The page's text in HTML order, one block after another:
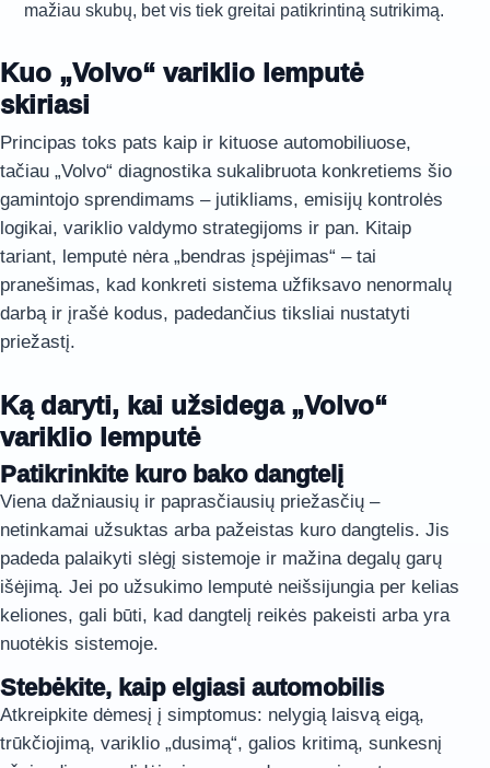
mažiau skubų, bet vis tiek greitai patikrintiną sutrikimą.
Kuo „Volvo“ variklio lemputė
skiriasi
Principas toks pats kaip ir kituose automobiliuose,
tačiau „Volvo“ diagnostika sukalibruota konkretiems šio
gamintojo sprendimams – jutikliams, emisijų kontrolės
logikai, variklio valdymo strategijoms ir pan. Kitaip
tariant, lemputė nėra „bendras įspėjimas“ – tai
pranešimas, kad konkreti sistema užfiksavo nenormalų
darbą ir įrašė kodus, padedančius tiksliai nustatyti
priežastį.
Ką daryti, kai užsidega „Volvo“
variklio lemputė
Patikrinkite kuro bako dangtelį
Viena dažniausių ir paprasčiausių priežasčių –
netinkamai užsuktas arba pažeistas kuro dangtelis. Jis
padeda palaikyti slėgį sistemoje ir mažina degalų garų
išėjimą. Jei po užsukimo lemputė neišsijungia per kelias
keliones, gali būti, kad dangtelį reikės pakeisti arba yra
nuotėkis sistemoje.
Stebėkite, kaip elgiasi automobilis
Atkreipkite dėmesį į simptomus: nelygią laisvą eigą,
trūkčiojimą, variklio „dusimą“, galios kritimą, sunkesnį